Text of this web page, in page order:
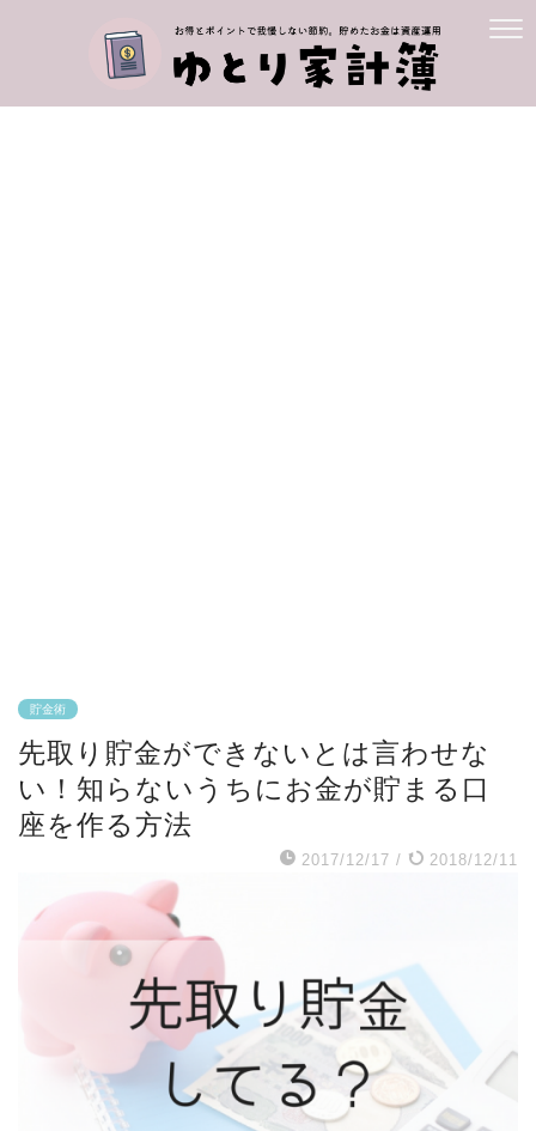
貯金術
先取り貯金ができないとは言わせな
い！知らないうちにお金が貯まる口
座を作る方法
2017/12/17 / 2018/12/11